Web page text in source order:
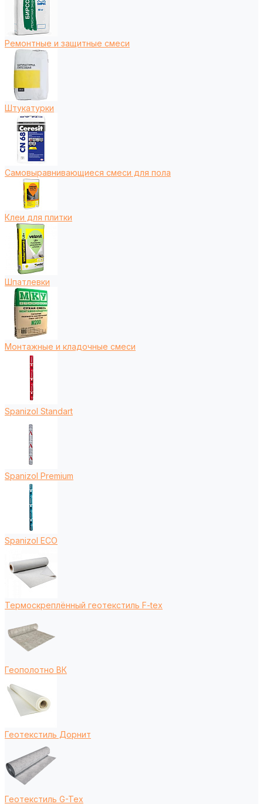
Ремонтные и защитные смеси
Штукатурки
Самовыравнивающиеся смеси для пола
Клеи для плитки
Шпатлевки
Монтажные и кладочные смеси
Spanizol Standart
Spanizol Premium
Spanizol ECO
Термоскреплённый геотекстиль F-tex
Геополотно ВК
Геотекстиль Дорнит
Геотекстиль G-Tex